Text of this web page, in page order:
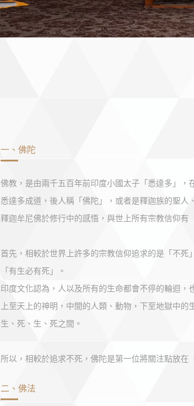
一、佛陀
佛教，是由兩千五百年前印度小國太子「悉達多」，
悉達多成道，後人稱「佛陀」，或者是釋迦族的聖人
釋迦牟尼佛於修行中的感悟，與世上所有宗教信仰有
首先，相較於世界上許多的宗教信仰追求的是「不
「有生必有死」。
印度文化認為，人以及所有的生命都會不停的輪迴
上至天上的神明，中間的人類、動物，下至地獄中
生、死、生、死之間。
所以，相較於追求不死，佛陀是第一位將關注點放在
二、佛法